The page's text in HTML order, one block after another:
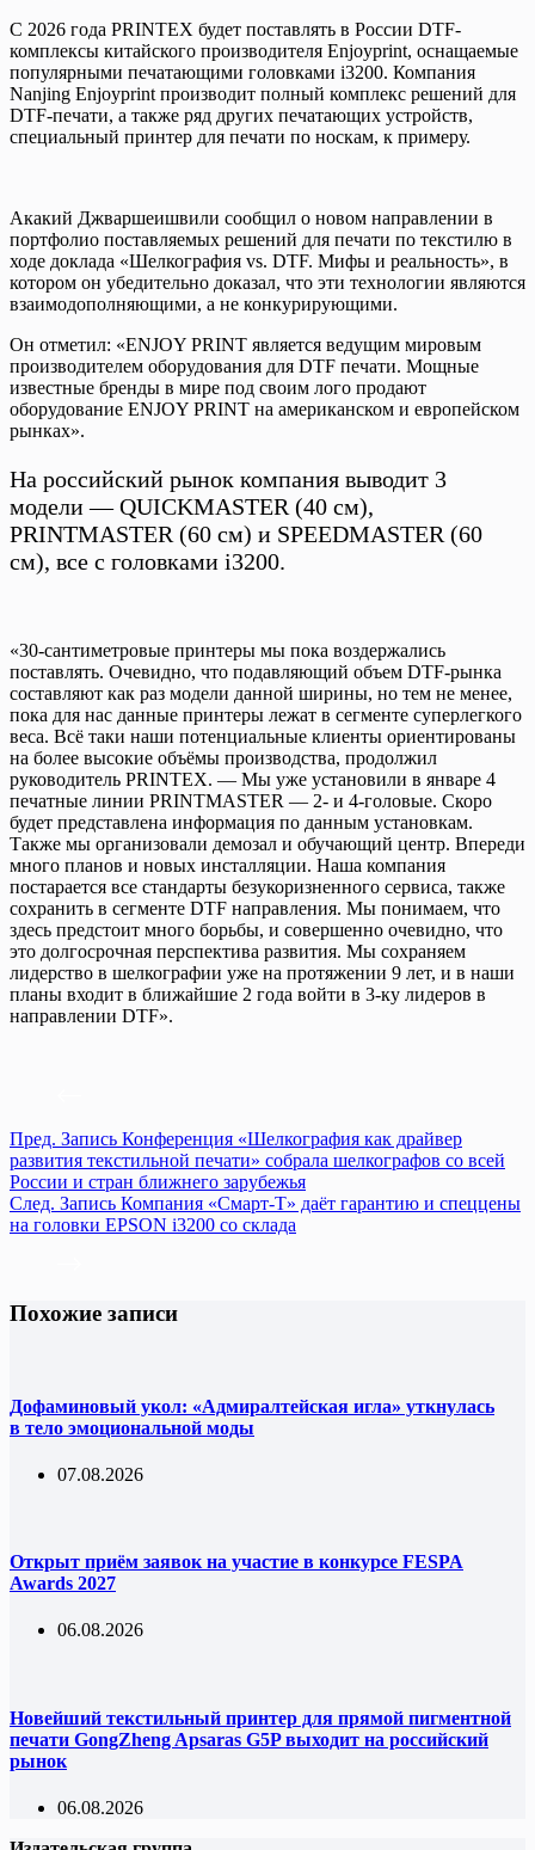
С 2026 года PRINTEX будет поставлять в России DTF-
комплексы китайского производителя Enjoyprint, оснащаемые
популярными печатающими головками i3200. Компания
Nanjing Enjoyprint производит полный комплекс решений для
DTF-печати, а также ряд других печатающих устройств,
специальный принтер для печати по носкам, к примеру.
Акакий Джваршеишвили сообщил о новом направлении в
портфолио поставляемых решений для печати по текстилю в
ходе доклада «Шелкография vs. DTF. Мифы и реальность», в
котором он убедительно доказал, что эти технологии являются
взаимодополняющими, а не конкурирующими.
Он отметил: «ENJOY PRINT является ведущим мировым
производителем оборудования для DTF печати. Мощные
известные бренды в мире под своим лого продают
оборудование ENJOY PRINT на американском и европейском
рынках».
На российский рынок компания выводит 3
модели — QUICKMASTER (40 см),
PRINTMASTER (60 см) и SPEEDMASTER (60
см), все с головками i3200.
«30-сантиметровые принтеры мы пока воздержались
поставлять. Очевидно, что подавляющий объем DTF-рынка
составляют как раз модели данной ширины, но тем не менее,
пока для нас данные принтеры лежат в сегменте суперлегкого
веса. Всё таки наши потенциальные клиенты ориентированы
на более высокие объёмы производства, продолжил
руководитель PRINTEX. — Мы уже установили в январе 4
печатные линии PRINTMASTER — 2- и 4-головые. Скоро
будет представлена информация по данным установкам.
Также мы организовали демозал и обучающий центр. Впереди
много планов и новых инсталляции. Наша компания
постарается все стандарты безукоризненного сервиса, также
сохранить в сегменте DTF направления. Мы понимаем, что
здесь предстоит много борьбы, и совершенно очевидно, что
это долгосрочная перспектива развития. Мы сохраняем
лидерство в шелкографии уже на протяжении 9 лет, и в наши
планы входит в ближайшие 2 года войти в 3-ку лидеров в
направлении DTF».
Пред. Запись Конференция «Шелкография как драйвер
развития текстильной печати» собрала шелкографов со всей
России и стран ближнего зарубежья
След. Запись Компания «Смарт-Т» даёт гарантию и спеццены
на головки EPSON i3200 со склада
Похожие записи
Дофаминовый укол: «Адмиралтейская игла» уткнулась
в тело эмоциональной моды
07.08.2026
Открыт приём заявок на участие в конкурсе FESPA
Awards 2027
06.08.2026
Новейший текстильный принтер для прямой пигментной
печати GongZheng Apsaras G5P выходит на российский
рынок
06.08.2026